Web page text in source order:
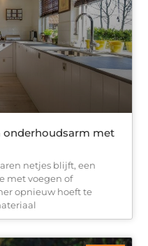
onderhoudsarm met
netjes blijft, een
met voegen of
opnieuw hoeft te